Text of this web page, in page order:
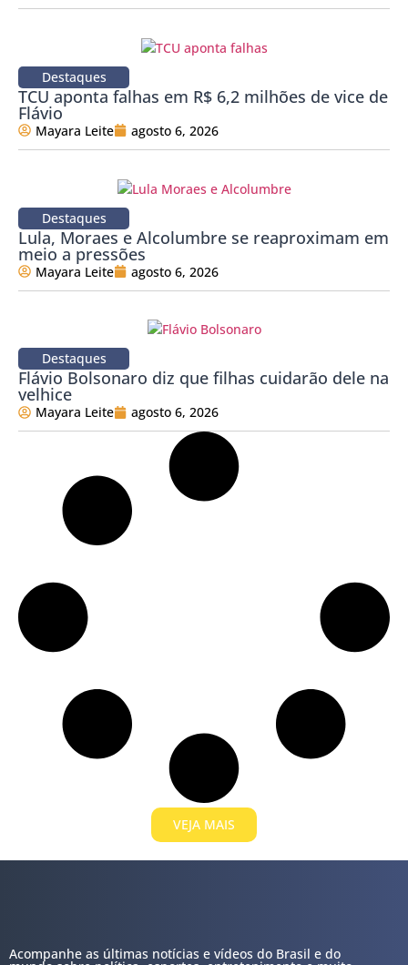
Destaques
TCU aponta falhas em R$ 6,2 milhões de vice de
Flávio
Mayara Leite agosto 6, 2026
Destaques
Lula, Moraes e Alcolumbre se reaproximam em
meio a pressões
Mayara Leite agosto 6, 2026
Destaques
Flávio Bolsonaro diz que filhas cuidarão dele na
velhice
Mayara Leite agosto 6, 2026
VEJA MAIS
Acompanhe as últimas notícias e vídeos do Brasil e do